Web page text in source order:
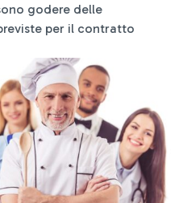
godere delle
per il contratto